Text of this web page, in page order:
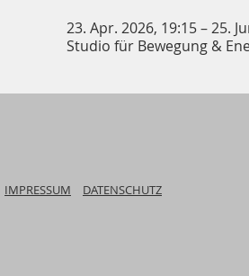
23. Apr. 2026, 19:15 – 25.
Studio für Bewegung &
IMPRESSUM DATENSCHUTZ